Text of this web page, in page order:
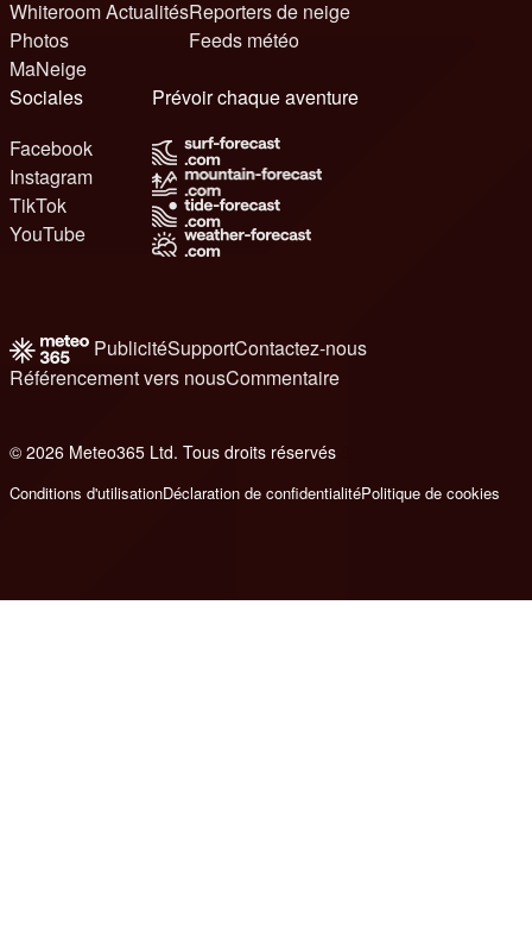
Whiteroom Actualités
Photos
MaNeige
Reporters de neige
Feeds météo
Sociales
Facebook
Instagram
TikTok
YouTube
Prévoir chaque aventure
PublicitéSupportContactez-nous
Référencement vers nousCommentaire
© 2026 Meteo365 Ltd. Tous droits réservés
Conditions d'utilisationDéclaration de confidentialitéPolitique de cookies